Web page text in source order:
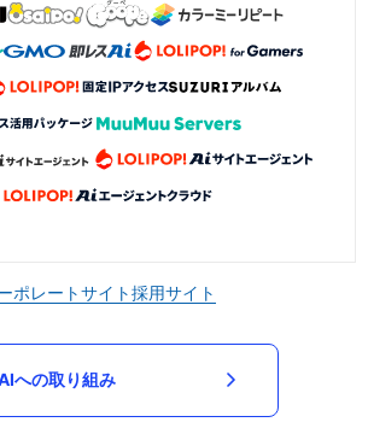
ポレートサイト採用サイト
への取り組み